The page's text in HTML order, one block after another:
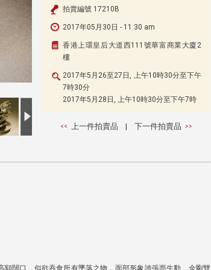
拍賣編號 17210B
2017年05月30日 - 11:30 am
香港上環皇后大道西111號華富商業大廈2
樓
2017年5月26至27日, 上午10時30分至下午
7時30分
2017年5月28日, 上午10時30分至下午7時
上一件拍賣品 | 下一件拍賣品
闊口，似欲吞食所有墜落之物，面部形象誇張而生動。金剛雙